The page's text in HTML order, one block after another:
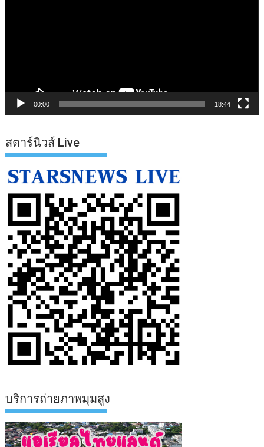
00:00 18:44
สตาร์นิวส์ Live
บริการถ่ายภาพมุมสูง